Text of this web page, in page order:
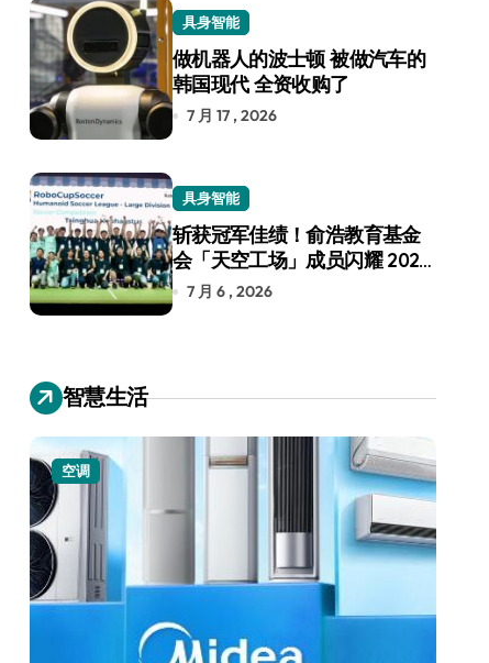
具身智能
做机器人的波士顿 被做汽车的
韩国现代 全资收购了
7 月 17 , 2026
具身智能
斩获冠军佳绩！俞浩教育基金
会「天空工场」成员闪耀 2026
RoboCup 机器人世界杯
7 月 6 , 2026
智慧生活
空调